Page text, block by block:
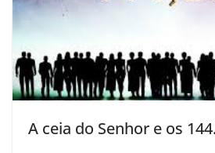
A ceia do Senhor e os